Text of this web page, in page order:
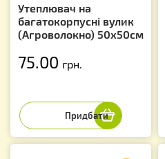
Утеплювач на
багатокорпусні вулик
(Агроволокно) 50х50см
75.00 грн.